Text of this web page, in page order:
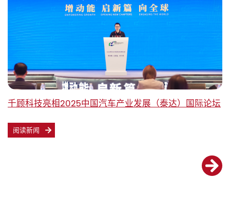
千顾科技亮相2025中国汽车产业发展（泰达）国际论坛
阅读新闻